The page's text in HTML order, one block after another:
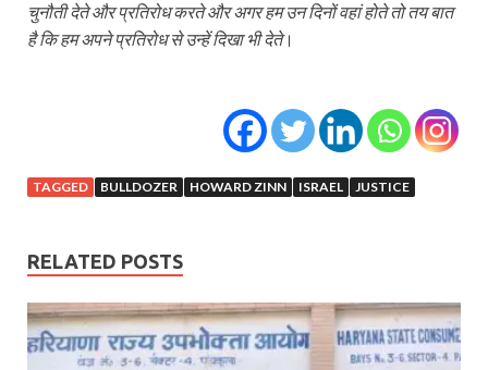
चुनौती देते और प्रतिरोध करते और अगर हम उन दिनों वहां होते तो तय बात
है कि हम अपने प्रतिरोध से उन्हें दिखा भी देते।
TAGGED BULLDOZER HOWARD ZINN ISRAEL JUSTICE
RELATED POSTS